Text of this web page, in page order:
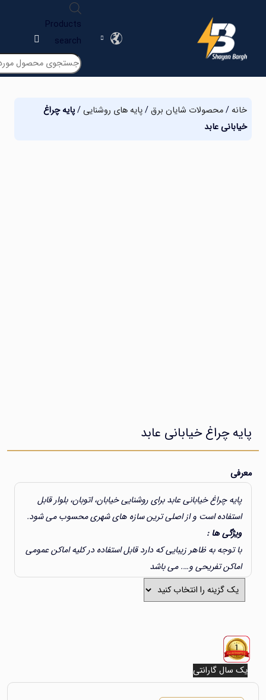
Products
search
محصولات شایان برق/پایه های روشنایی /پایه چراغ
عابد
چراغ خیابانی عابد
چراغ خیابانی عابد برای روشنایی خیابان، اتوبان، بلوار قابل
است و از اصلی ترین سازه های شهری محسوب می شود.
ها :
توجه به ظاهر زیبایی که دارد قابل استفاده در کلیه اماکن عمومی
تفریحی و…. می باشد
گارانتی
گارانتی